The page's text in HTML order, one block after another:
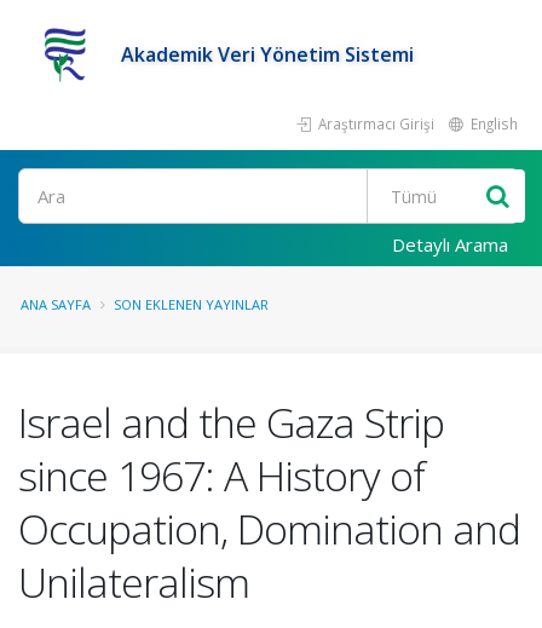
Akademik Veri Yönetim Sistemi
Araştırmacı Girişi English
Ara
Detaylı Arama
ANA SAYFA SON EKLENEN YAYINLAR
Israel and the Gaza Strip
since 1967: A History of
Occupation, Domination and
Unilateralism